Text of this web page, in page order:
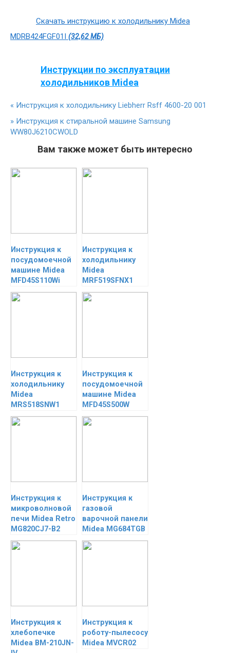
Скачать инструкцию к холодильнику Midea
MDRB424FGF01I (32,62 МБ)
Инструкции по эксплуатации
холодильников Midea
« Инструкция к холодильнику Liebherr Rsff 4600-20 001
» Инструкция к стиральной машине Samsung
WW80J6210CWOLD
Вам также может быть интересно
Инструкция к
посудомоечной
машине Midea
MFD45S110Wi
Инструкция к
холодильнику
Midea
MRF519SFNX1
Инструкция к
холодильнику
Midea
MRS518SNW1
Инструкция к
посудомоечной
машине Midea
MFD45S500W
Инструкция к
микроволновой
печи Midea Retro
MG820CJ7-B2
Инструкция к
газовой
варочной панели
Midea MG684TGB
Инструкция к
хлебопечке
Midea BM-210JN-
Инструкция к
роботу-пылесосу
Midea MVCR02